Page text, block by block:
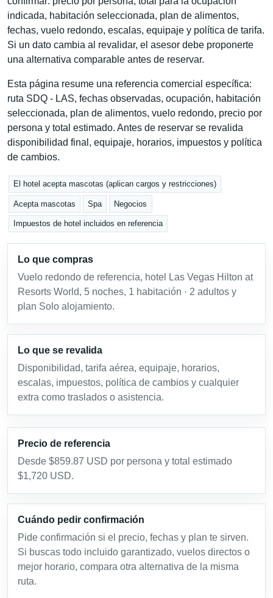
indicada, habitación seleccionada, plan de alimentos,
fechas, vuelo redondo, escalas, equipaje y política de tarifa.
Si un dato cambia al revalidar, el asesor debe proponerte
una alternativa comparable antes de reservar.
Esta página resume una referencia comercial específica:
ruta SDQ - LAS, fechas observadas, ocupación, habitación
seleccionada, plan de alimentos, vuelo redondo, precio por
persona y total estimado. Antes de reservar se revalida
disponibilidad final, equipaje, horarios, impuestos y política
de cambios.
El hotel acepta mascotas (aplican cargos y restricciones)
Acepta mascotas Spa Negocios
Impuestos de hotel incluidos en referencia
Lo que compras
Vuelo redondo de referencia, hotel Las Vegas Hilton at
Resorts World, 5 noches, 1 habitación · 2 adultos y
plan Solo alojamiento.
Lo que se revalida
Disponibilidad, tarifa aérea, equipaje, horarios,
escalas, impuestos, política de cambios y cualquier
extra como traslados o asistencia.
Precio de referencia
Desde $859.87 USD por persona y total estimado
$1,720 USD.
Cuándo pedir confirmación
Pide confirmación si el precio, fechas y plan te sirven.
Si buscas todo incluido garantizado, vuelos directos o
mejor horario, compara otra alternativa de la misma
ruta.